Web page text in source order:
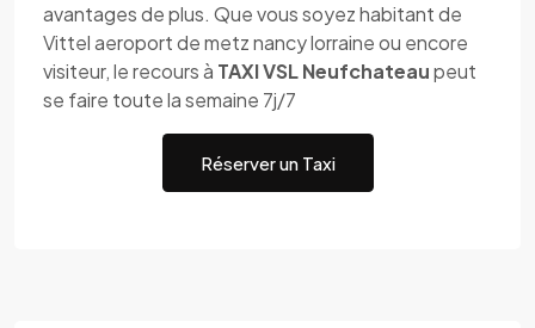
avantages de plus. Que vous soyez habitant de
Vittel aeroport de metz nancy lorraine ou encore
visiteur, le recours à TAXI VSL Neufchateaupeut
se faire toute la semaine 7j/7
Réserver un Taxi